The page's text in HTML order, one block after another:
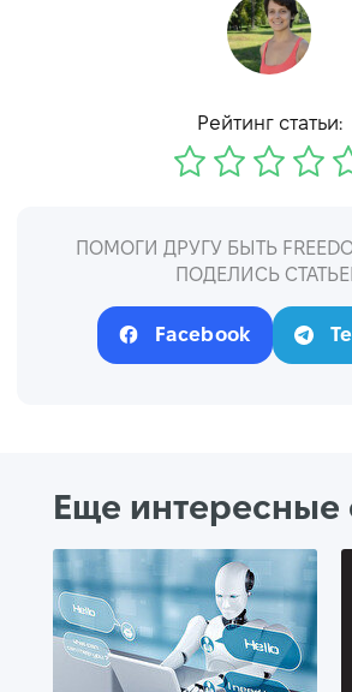
Рейтинг статьи:
ПОМОГИ ДРУГУ БЫТЬ
ПОДЕЛИСЬ
Facebook
Еще интересные